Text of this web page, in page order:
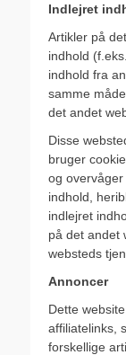
Indlejret
Artikler på
indhold
indhold fra
samme
det andet
Disse
bruger
og
indhold,
indlejret
på det andet
websteds
Annoncer
Dette
affiliatelinks,
forskellige